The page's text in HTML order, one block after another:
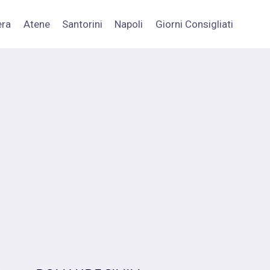
Atene Santorini Napoli Giorni Consigliati